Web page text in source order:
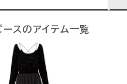
ースのアイテム一覧